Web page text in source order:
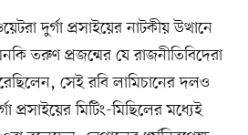
দুর্গা প্রসাইয়ের নাটকীয় উত্থানে
তরুণ প্রজন্মের যে রাজনীতিবিদেরা
সেই রবি লামিচানের দলও
প্রসাইয়ের মিটিং-মিছিলের মধ্যেই